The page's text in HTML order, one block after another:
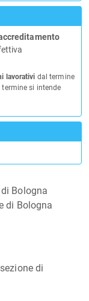
Bologna
di Bologna
di
lavorativi dal termine
si intende